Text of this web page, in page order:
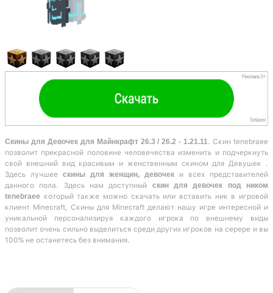
Скины для Девочек для Майнкрафт 26.3 / 26.2 - 1.21.11 . Скин tenebraee
позволит прекрасной половине человечества изменить и подчеркнуть
свой внешний вид красивым и женственным скином для Девушек .
Здесь лучшее скины для женщин, девочек и всех представителей
данного пола. Здесь нам доступный скин для девочек под ником
tenebraee который также можно скачать или вставить ник в игровой
клиент Minecraft, Скины для Minecraft делают нашу игре интересной и
уникальной персонализируя каждого игрока по внешнему виды
позволит очень сильно выделиться среди других игроков на серере и вы
100% не останетесь без внимания.